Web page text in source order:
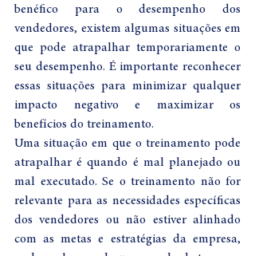
benéfico para o desempenho dos
vendedores, existem algumas situações em
que pode atrapalhar temporariamente o
seu desempenho. É importante reconhecer
essas situações para minimizar qualquer
impacto negativo e maximizar os
benefícios do treinamento.
Uma situação em que o treinamento pode
atrapalhar é quando é mal planejado ou
mal executado. Se o treinamento não for
relevante para as necessidades específicas
dos vendedores ou não estiver alinhado
com as metas e estratégias da empresa,